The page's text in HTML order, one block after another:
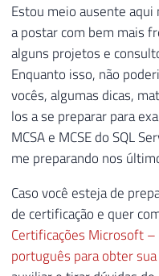
Estou meio ausente
a postar com bem mais
alguns projetos e
Enquanto isso, não
vocês, algumas dicas,
los a se preparar para
MCSA e MCSE do SQL
me preparando nos
Caso você esteja de
de certificação e quer
Certificações Microsoft
português para obter